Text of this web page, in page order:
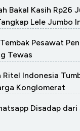
Bakal Kasih Rp26
Lele Jumbo
Pesawat
Tewas
Ritel Indonesia
Konglomerat
Disadap dari